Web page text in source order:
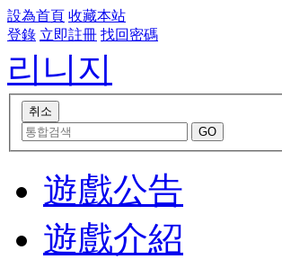
設為首頁 收藏本站
登錄 立即註冊 找回密碼
리니지
遊戲公告
遊戲介紹